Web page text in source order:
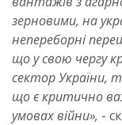
зерновими, на
непереборні
що у свою чергу
сектор України,
що є критично
умовах війни», -